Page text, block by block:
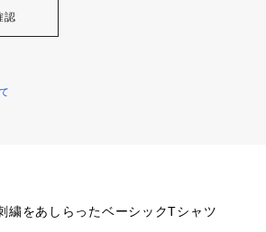
認
繍をあしらったベーシックTシャツ